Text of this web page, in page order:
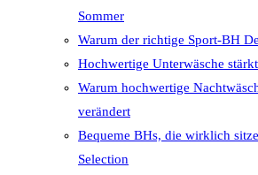
Sommer
Warum der richtige Sport-BH
Hochwertige Unterwäsche
Warum hochwertige
verändert
Bequeme BHs, die wirklich
Selection